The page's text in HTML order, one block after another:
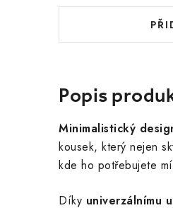
Popis
Minimalistický
kousek, který nejen
kde ho potřebujete
Díky univerzálnímu